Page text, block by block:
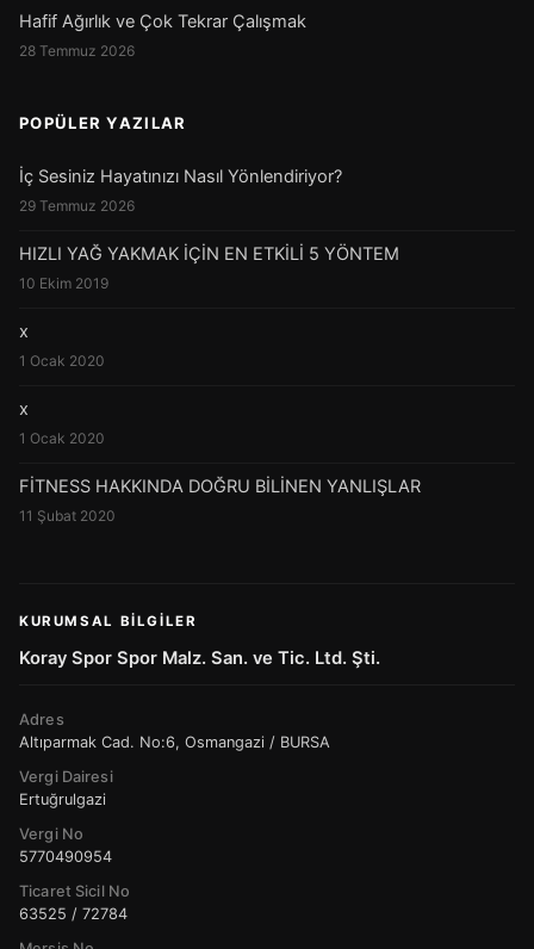
Hafif Ağırlık ve Çok Tekrar Çalışmak
28 Temmuz 2026
POPÜLER YAZILAR
İç Sesiniz Hayatınızı Nasıl Yönlendiriyor?
29 Temmuz 2026
HIZLI YAĞ YAKMAK İÇİN EN ETKİLİ 5 YÖNTEM
10 Ekim 2019
x
1 Ocak 2020
x
1 Ocak 2020
FİTNESS HAKKINDA DOĞRU BİLİNEN YANLIŞLAR
11 Şubat 2020
KURUMSAL BILGILER
Koray Spor Spor Malz. San. ve Tic. Ltd. Şti.
Adres
Altıparmak Cad. No:6, Osmangazi / BURSA
Vergi Dairesi
Ertuğrulgazi
Vergi No
5770490954
Ticaret Sicil No
63525 / 72784